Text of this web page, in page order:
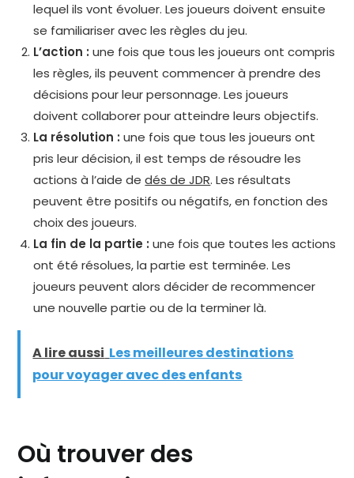
lequel ils vont évoluer. Les joueurs doivent ensuite
se familiariser avec les règles du jeu.
L’action :une fois que tous les joueurs ont compris
les règles, ils peuvent commencer à prendre des
décisions pour leur personnage. Les joueurs
doivent collaborer pour atteindre leurs objectifs.
La résolution : une fois que tous les joueurs ont
pris leur décision, il est temps de résoudre les
actions à l’aide dedés de JDR. Les résultats
peuvent être positifs ou négatifs, en fonction des
choix des joueurs.
La fin de la partie : une fois que toutes les actions
ont été résolues, la partie est terminée. Les
joueurs peuvent alors décider de recommencer
une nouvelle partie ou de la terminer là.
A lire aussi Les meilleures destinations
pour voyager avec des enfants
Où trouver des